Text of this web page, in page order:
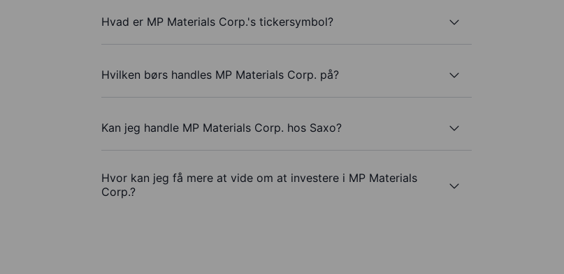
Hvad er MP Materials Corp.'s tickersymbol?
Hvilken børs handles MP Materials Corp. på?
Kan jeg handle MP Materials Corp. hos Saxo?
Hvor kan jeg få mere at vide om at investere i MP Materials
Corp.?